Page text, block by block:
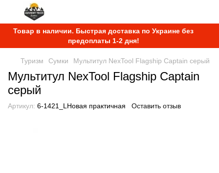
Товар в наличии. Быстрая доставка по Украине без
предоплаты 1-2 дня!
Туризм Сумки Мультитул NexTool Flagship Captain серый
Мультитул NexTool Flagship Captain
серый
Артикул: 6-1421_LНовая практичная Оставить отзыв